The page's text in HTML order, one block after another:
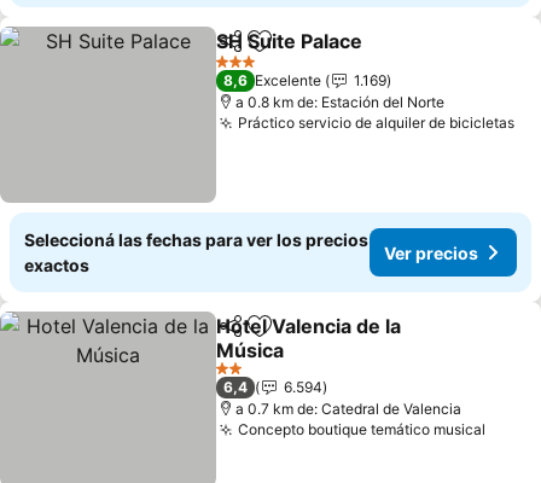
CompartirAñadir a favoritos
SH Suite Palace
3 Estrellas
8,6 Excelente
1.169
a 0.8 km de: Estación del Norte
Práctico servicio de alquiler de bicicletas
Seleccioná las fechas para ver los precios
exactos
Ver precios
CompartirAñadir a favoritos
Hotel Valencia de la
Música
2 Estrellas
6,4
6.594
a 0.7 km de: Catedral de Valencia
Concepto boutique temático musical